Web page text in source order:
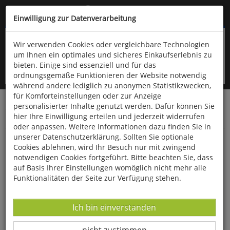
Kompletten Head der Seite überspringen
oder (06766) 9323-960
Startseite Bücher Downloads
Zeitschriften
Der Falke
Das Steinhuhn
Einwilligung zur Datenverarbeitung
Wir verwenden Cookies oder vergleichbare Technologien
um Ihnen ein optimales und sicheres Einkaufserlebnis zu
bieten. Einige sind essenziell und für das
ordnungsgemäße Funktionieren der Website notwendig
während andere lediglich zu anonymen Statistikzwecken,
für Komforteinstellungen oder zur Anzeige
personalisierter Inhalte genutzt werden. Dafür können Sie
hier Ihre Einwilligung erteilen und jederzeit widerrufen
oder anpassen. Weitere Informationen dazu finden Sie in
unserer Datenschutzerklärung. Sollten Sie optionale
Cookies ablehnen, wird Ihr Besuch nur mit zwingend
notwendigen Cookies fortgeführt. Bitte beachten Sie, dass
auf Basis Ihrer Einstellungen womöglich nicht mehr alle
Funktionalitäten der Seite zur Verfügung stehen.
Datenverarbeitung -
Ich bin einverstanden